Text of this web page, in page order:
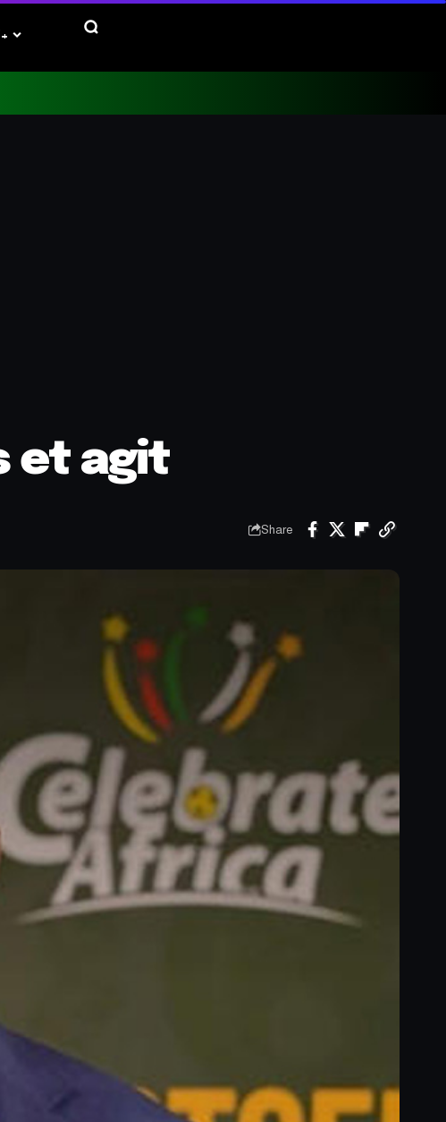
et agit
Share